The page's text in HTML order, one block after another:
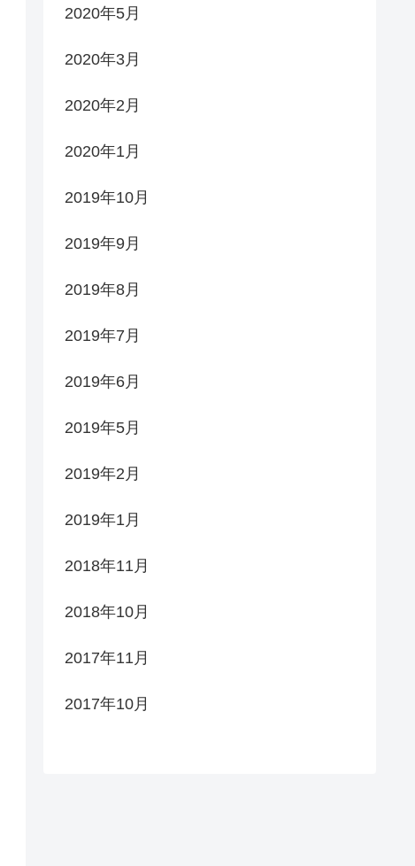
2020年5月
2020年3月
2020年2月
2020年1月
2019年10月
2019年9月
2019年8月
2019年7月
2019年6月
2019年5月
2019年2月
2019年1月
2018年11月
2018年10月
2017年11月
2017年10月